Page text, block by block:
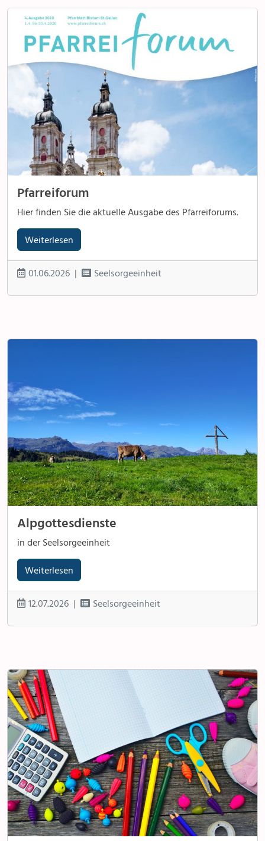
Pfarreiforum
Hier finden Sie die aktuelle Ausgabe des Pfarreiforums.
Weiterlesen
01.06.2026 Seelsorgeeinheit
Alpgottesdienste
in der Seelsorgeeinheit
Weiterlesen
12.07.2026 Seelsorgeeinheit